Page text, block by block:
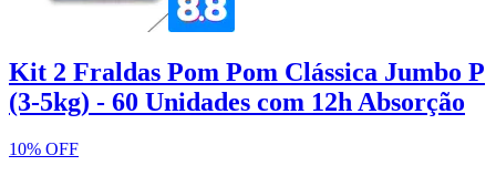
Kit 2 Fraldas Pom Pom Clássica Jumbo P
(3-5kg) - 60 Unidades com 12h Absorção
10% OFF